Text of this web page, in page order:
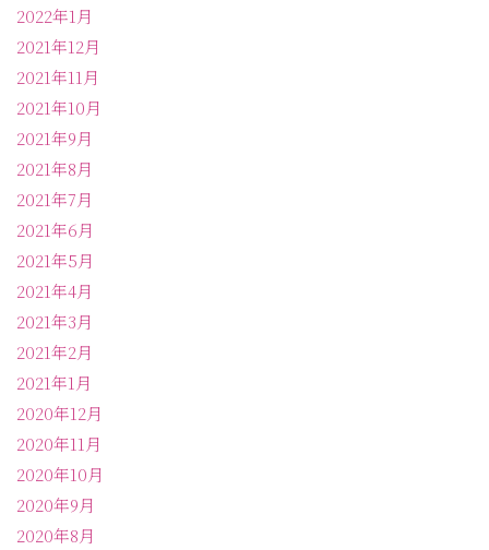
2022年1月
2021年12月
2021年11月
2021年10月
2021年9月
2021年8月
2021年7月
2021年6月
2021年5月
2021年4月
2021年3月
2021年2月
2021年1月
2020年12月
2020年11月
2020年10月
2020年9月
2020年8月